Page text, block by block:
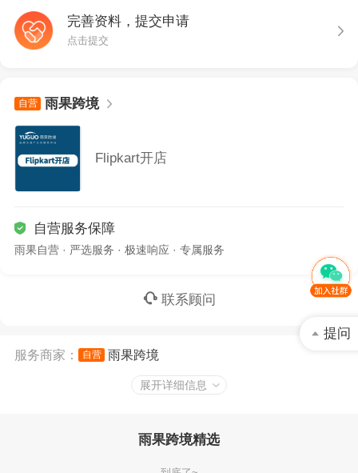
完善资料，提交申请
点击提交
自营 雨果跨境
Flipkart开店
自营服务保障
雨果自营 · 严选服务 · 极速响应 · 专属服务
联系顾问
服务商家： 自营 雨果跨境
Flipkart开店展开详细信息
雨果跨境精选
提问